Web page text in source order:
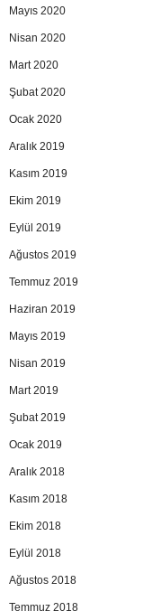
Mayıs 2020
Nisan 2020
Mart 2020
Şubat 2020
Ocak 2020
Aralık 2019
Kasım 2019
Ekim 2019
Eylül 2019
Ağustos 2019
Temmuz 2019
Haziran 2019
Mayıs 2019
Nisan 2019
Mart 2019
Şubat 2019
Ocak 2019
Aralık 2018
Kasım 2018
Ekim 2018
Eylül 2018
Ağustos 2018
Temmuz 2018